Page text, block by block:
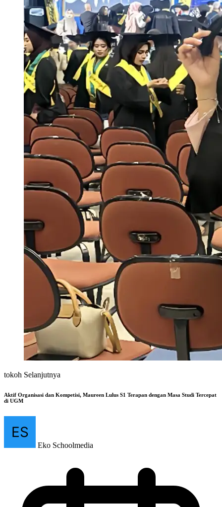
tokoh Selanjutnya
Aktif Organisasi dan Kompetisi, Maureen Lulus S1 Terapan dengan Masa Studi Tercepat
di UGM
Eko Schoolmedia